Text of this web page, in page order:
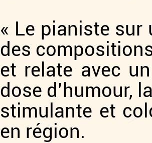
« Le pianiste
des
et relate avec
dose d’humour,
stimulante et
en région.